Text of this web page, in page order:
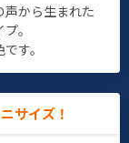
声から生まれた
。
す。
サイズ！